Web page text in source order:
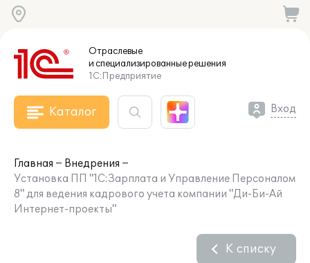
Отраслевые
и специализированныерешения
1С:Предприятие
Каталог Вход
Главная
Внедрения
Установка ПП "1С:Зарплата и Управление Персоналом
8" для ведения кадрового учета компании "Ди-Би-Ай
Интернет-проекты"
К списку